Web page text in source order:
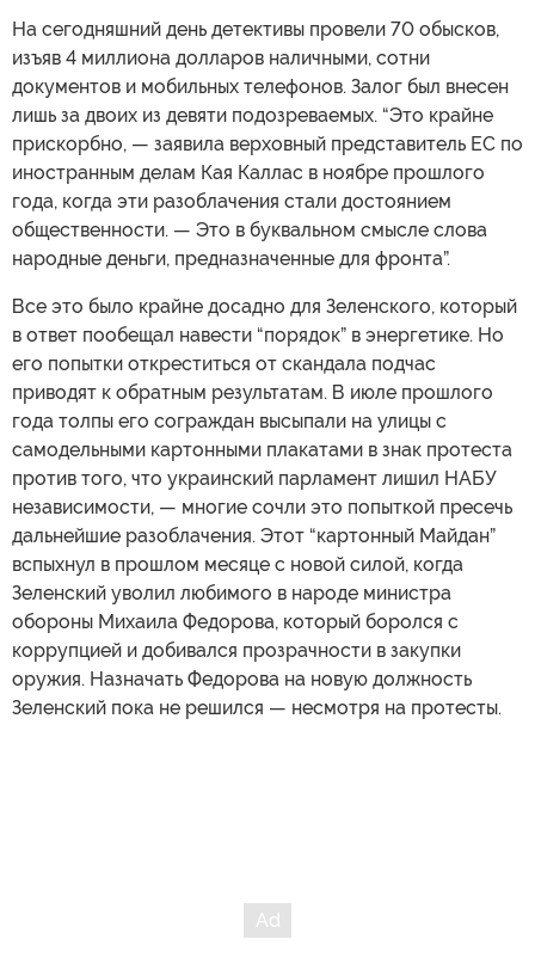
На сегодняшний день детективы провели 70 обысков,
изъяв 4 миллиона долларов наличными, сотни
документов и мобильных телефонов. Залог был внесен
лишь за двоих из девяти подозреваемых. “Это крайне
прискорбно, — заявила верховный представитель ЕС по
иностранным делам Кая Каллас в ноябре прошлого
года, когда эти разоблачения стали достоянием
общественности. — Это в буквальном смысле слова
народные деньги, предназначенные для фронта”.
Все это было крайне досадно для Зеленского, который
в ответ пообещал навести “порядок” в энергетике. Но
его попытки откреститься от скандала подчас
приводят к обратным результатам. В июле прошлого
года толпы его сограждан высыпали на улицы с
самодельными картонными плакатами в знак протеста
против того, что украинский парламент лишил НАБУ
независимости, — многие сочли это попыткой пресечь
дальнейшие разоблачения. Этот “картонный Майдан”
вспыхнул в прошлом месяце с новой силой, когда
Зеленский уволил любимого в народе министра
обороны Михаила Федорова, который боролся с
коррупцией и добивался прозрачности в закупки
оружия. Назначать Федорова на новую должность
Зеленский пока не решился — несмотря на протесты.